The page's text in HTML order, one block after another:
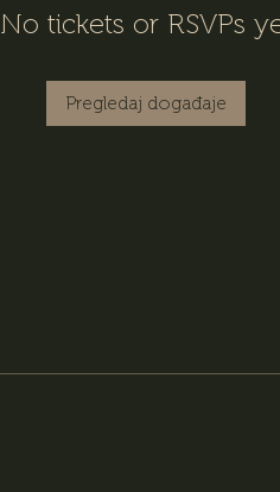
No tickets or RSVPs
Pregledaj događaje